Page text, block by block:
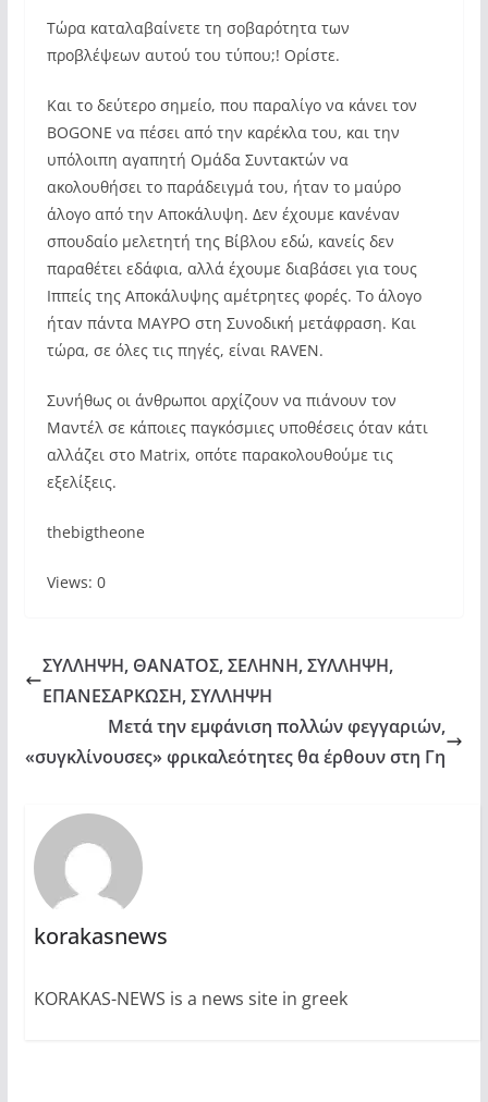
Τώρα καταλαβαίνετε τη σοβαρότητα των
προβλέψεων αυτού του τύπου;! Ορίστε.
Και το δεύτερο σημείο, που παραλίγο να κάνει τον
BOGONE να πέσει από την καρέκλα του, και την
υπόλοιπη αγαπητή Ομάδα Συντακτών να
ακολουθήσει το παράδειγμά του, ήταν το μαύρο
άλογο από την Αποκάλυψη. Δεν έχουμε κανέναν
σπουδαίο μελετητή της Βίβλου εδώ, κανείς δεν
παραθέτει εδάφια, αλλά έχουμε διαβάσει για τους
Ιππείς της Αποκάλυψης αμέτρητες φορές. Το άλογο
ήταν πάντα ΜΑΥΡΟ στη Συνοδική μετάφραση. Και
τώρα, σε όλες τις πηγές, είναι RAVEN.
Συνήθως οι άνθρωποι αρχίζουν να πιάνουν τον
Μαντέλ σε κάποιες παγκόσμιες υποθέσεις όταν κάτι
αλλάζει στο Matrix, οπότε παρακολουθούμε τις
εξελίξεις.
thebigtheone
Views: 0
ΣΥΛΛΗΨΗ, ΘΑΝΑΤΟΣ, ΣΕΛΗΝΗ, ΣΥΛΛΗΨΗ,
ΕΠΑΝΕΣΑΡΚΩΣΗ, ΣΥΛΛΗΨΗ
Μετά την εμφάνιση πολλών φεγγαριών,
«συγκλίνουσες» φρικαλεότητες θα έρθουν στη Γη
korakasnews
KORAKAS-NEWS is a news site in greek